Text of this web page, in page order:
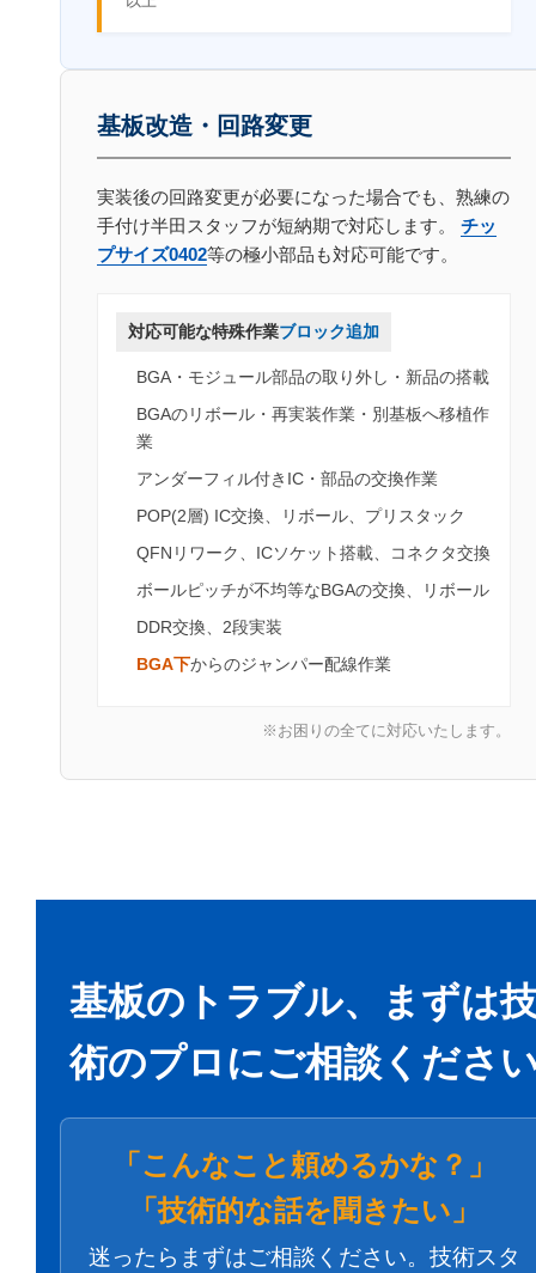
基板改造・回路変更
実装後の回路変更が必要になった場合でも、熟練の
手付け半田スタッフが短納期で対応します。 チッ
プサイズ0402等の極小部品も対応可能です。
対応可能な特殊作業ブロック追加
BGA・モジュール部品の取り外し・新品の搭載
BGAのリボール・再実装作業・別基板へ移植作
業
アンダーフィル付きIC・部品の交換作業
POP(2層) IC交換、リボール、プリスタック
QFNリワーク、ICソケット搭載、コネクタ交換
ボールピッチが不均等なBGAの交換、リボール
DDR交換、2段実装
BGA下からのジャンパー配線作業
※お困りの全てに対応いたします。
基板のトラブル、まずは
術のプロにご相談くださ
「こんなこと頼めるかな？」
「技術的な話を聞きたい」
迷ったらまずはご相談ください。技術スタ